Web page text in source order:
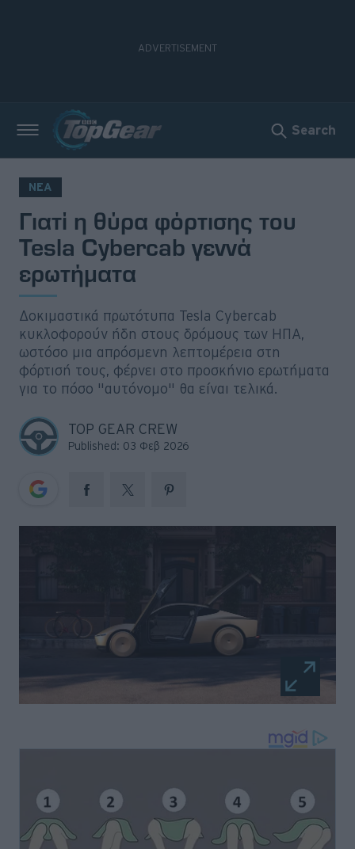
Search
ΝΕΑ
Γιατί η θύρα φόρτισης του
Tesla Cybercab γεννά
ερωτήματα
Δοκιμαστικά πρωτότυπα Tesla Cybercab
κυκλοφορούν ήδη στους δρόμους των ΗΠΑ,
ωστόσο μια απρόσμενη λεπτομέρεια στη
φόρτισή τους, φέρνει στο προσκήνιο ερωτήματα
για το πόσο "αυτόνομο" θα είναι τελικά.
TOP GEAR CREW
Published: 03 Φεβ 2026
Νέα
Δοκιμές
Electric
Motorsport
Άποψη
Viral
Big Reads
Moto